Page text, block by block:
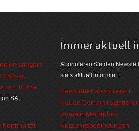
steigert
zu
um 10,4 %
SA,
Kontinuität
Immer aktuell
Abonnieren Sie den
stets aktuell informiert.
Newsletter abonnieren
Neuen Domain registieren
Domain-Marktplatz
Nutzungsbedingungen